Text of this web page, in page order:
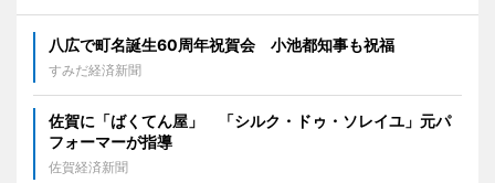
八広で町名誕生60周年祝賀会 小池都知事も祝福
すみだ経済新聞
佐賀に「ばくてん屋」 「シルク・ドゥ・ソレイユ」元パ
フォーマーが指導
佐賀経済新聞